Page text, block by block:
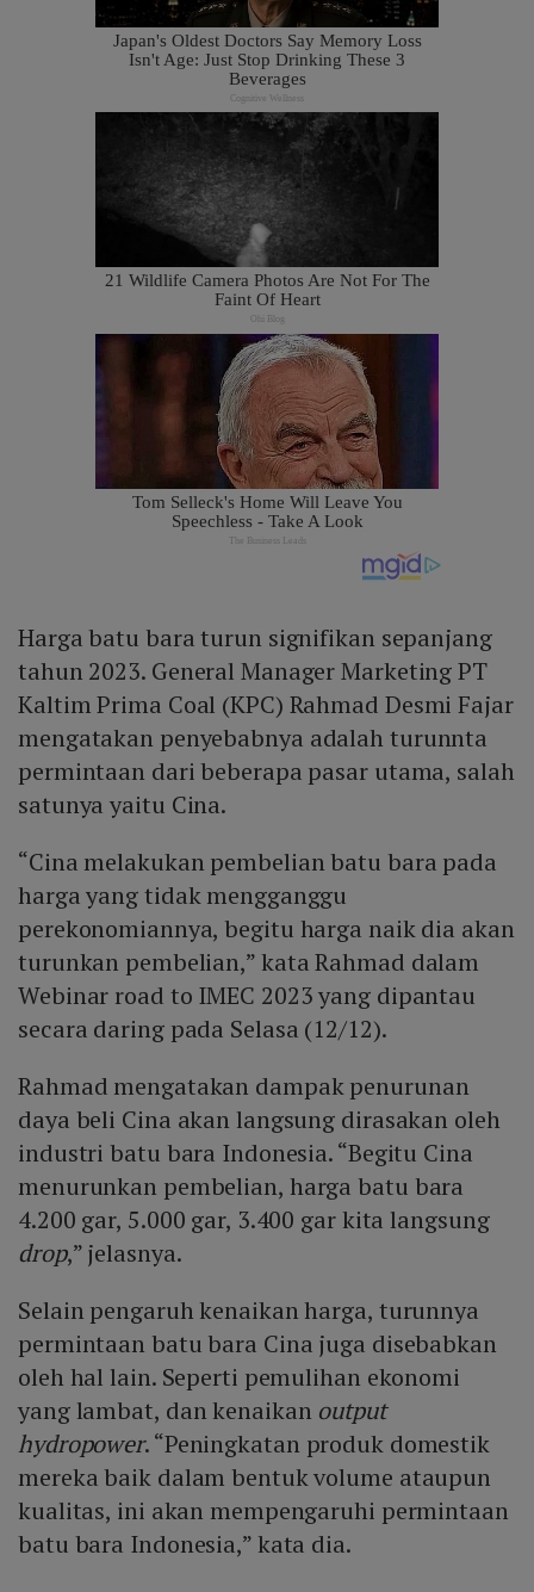
Harga batu bara turun signifikan sepanjang
tahun 2023. General Manager Marketing PT
Kaltim Prima Coal (KPC) Rahmad Desmi Fajar
mengatakan penyebabnya adalah turunnta
permintaan dari beberapa pasar utama, salah
satunya yaitu Cina.
“Cina melakukan pembelian batu bara pada
harga yang tidak mengganggu
perekonomiannya, begitu harga naik dia akan
turunkan pembelian,” kata Rahmad dalam
Webinar road to IMEC 2023 yang dipantau
secara daring pada Selasa (12/12).
Rahmad mengatakan dampak penurunan
daya beli Cina akan langsung dirasakan oleh
industri batu bara Indonesia. “Begitu Cina
menurunkan pembelian, harga batu bara
4.200 gar, 5.000 gar, 3.400 gar kita langsung
drop,” jelasnya.
Selain pengaruh kenaikan harga, turunnya
permintaan batu bara Cina juga disebabkan
oleh hal lain. Seperti pemulihan ekonomi
yang lambat, dan kenaikan output
hydropower. “Peningkatan produk domestik
mereka baik dalam bentuk volume ataupun
kualitas, ini akan mempengaruhi permintaan
batu bara Indonesia,” kata dia.